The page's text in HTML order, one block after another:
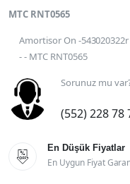
MTC RNT0565
Amortisor On -
- - MTC RNT0565
Sorunuz mu
(552) 228 78

En Düşük Fiyatlar
En Uygun Fiyat